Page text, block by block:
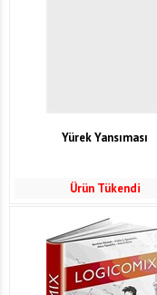
Yürek Yansıması
Ürün Tükendi